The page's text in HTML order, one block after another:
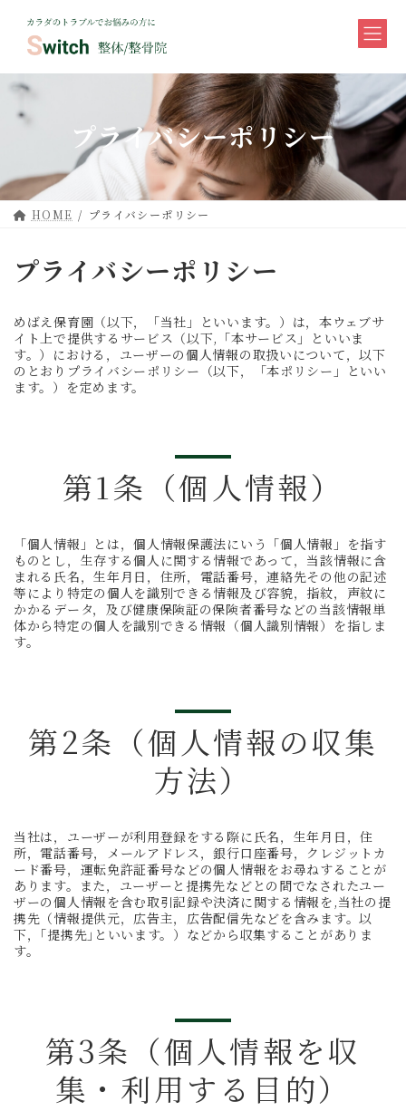
ツ
シ
プライバシーポリシー
HOME プライバシーポリシー
プライバシーポリシー
めばえ保育園（以下，「当社」といいます。）は，本ウェブサ
イト上で提供するサービス（以下,「本サービス」といいま
す。）における，ユーザーの個人情報の取扱いについて，以下
のとおりプライバシーポリシー（以下，「本ポリシー」といい
ます。）を定めます。
第1条（個人情報）
「個人情報」とは，個人情報保護法にいう「個人情報」を指す
ものとし，生存する個人に関する情報であって，当該情報に含
まれる氏名，生年月日，住所，電話番号，連絡先その他の記述
等により特定の個人を識別できる情報及び容貌，指紋，声紋に
かかるデータ，及び健康保険証の保険者番号などの当該情報単
体から特定の個人を識別できる情報（個人識別情報）を指しま
す。
第2条（個人情報の収集
方法）
当社は，ユーザーが利用登録をする際に氏名，生年月日，住
所，電話番号，メールアドレス，銀行口座番号，クレジットカ
ード番号，運転免許証番号などの個人情報をお尋ねすることが
あります。また，ユーザーと提携先などとの間でなされたユー
ザーの個人情報を含む取引記録や決済に関する情報を,当社の提
携先（情報提供元，広告主，広告配信先などを含みます。以
下，｢提携先｣といいます。）などから収集することがありま
す。
第3条（個人情報を収
集・利用する目的）